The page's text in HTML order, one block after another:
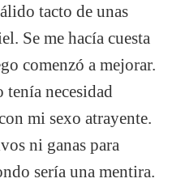
tacto de unas
Se me hacía cuesta
comenzó a mejorar.
tenía necesidad
mi sexo atrayente.
ni ganas para
sería una mentira.